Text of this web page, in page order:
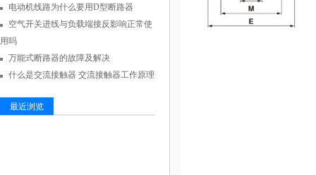
电动机线路为什么要用D型断路器
空气开关进线与负载端接反影响正常使
用吗
万能式断路器的故障及解决
什么是交流接触器 交流接触器工作原理
最近浏览